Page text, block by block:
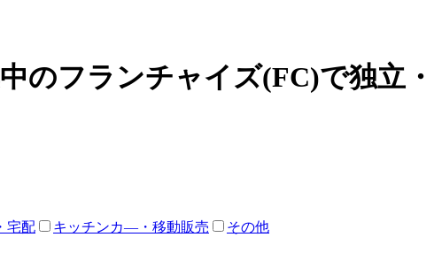
のフランチャイズ(FC)で独立
宅配 キッチンカ―・移動販売 その他